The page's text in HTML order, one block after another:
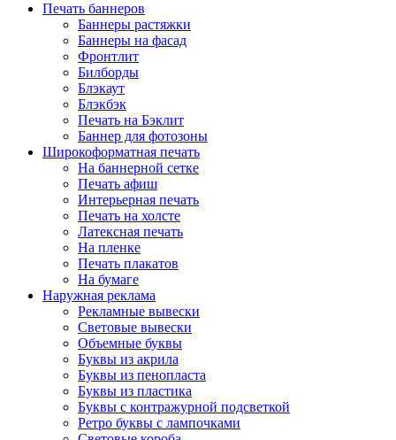
Печать баннеров
Баннеры растяжки
Баннеры на фасад
Фронтлит
Билборды
Блэкаут
Блэкбэк
Печать на Бэклит
Баннер для фотозоны
Широкоформатная печать
На баннерной сетке
Печать афиш
Интерьерная печать
Печать на холсте
Латексная печать
На пленке
Печать плакатов
На бумаге
Наружная реклама
Рекламные вывески
Световые вывески
Объемные буквы
Буквы из акрила
Буквы из пенопласта
Буквы из пластика
Буквы с контражурной подсветкой
Ретро буквы с лампочками